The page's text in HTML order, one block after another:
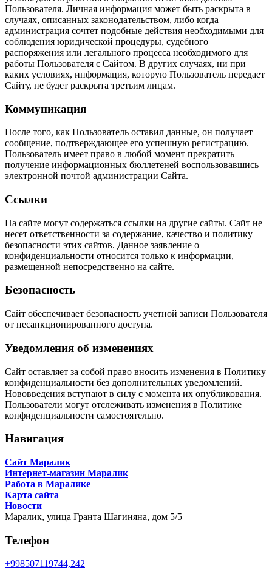
Пользователя. Личная информация может быть раскрыта в
случаях, описанных законодательством, либо когда
администрация сочтет подобные действия необходимыми для
соблюдения юридической процедуры, судебного
распоряжения или легального процесса необходимого для
работы Пользователя с Сайтом. В других случаях, ни при
каких условиях, информация, которую Пользователь передает
Сайту, не будет раскрыта третьим лицам.
Коммуникация
После того, как Пользователь оставил данные, он получает
сообщение, подтверждающее его успешную регистрацию.
Пользователь имеет право в любой момент прекратить
получение информационных бюллетеней воспользовавшись
электронной почтой администрации Сайта.
Ссылки
На сайте могут содержаться ссылки на другие сайты. Сайт не
несет ответственности за содержание, качество и политику
безопасности этих сайтов. Данное заявление о
конфиденциальности относится только к информации,
размещенной непосредственно на сайте.
Безопасность
Сайт обеспечивает безопасность учетной записи Пользователя
от несанкционированного доступа.
Уведомления об изменениях
Сайт оставляет за собой право вносить изменения в Политику
конфиденциальности без дополнительных уведомлений.
Нововведения вступают в силу с момента их опубликования.
Пользователи могут отслеживать изменения в Политике
конфиденциальности самостоятельно.
Навигация
Сайт Маралик
Интернет-магазин Маралик
Работа в Маралике
Карта сайта
Новости
Маралик, улица Гранта Шагиняна, дом 5/5
Телефон
+998507119744,242